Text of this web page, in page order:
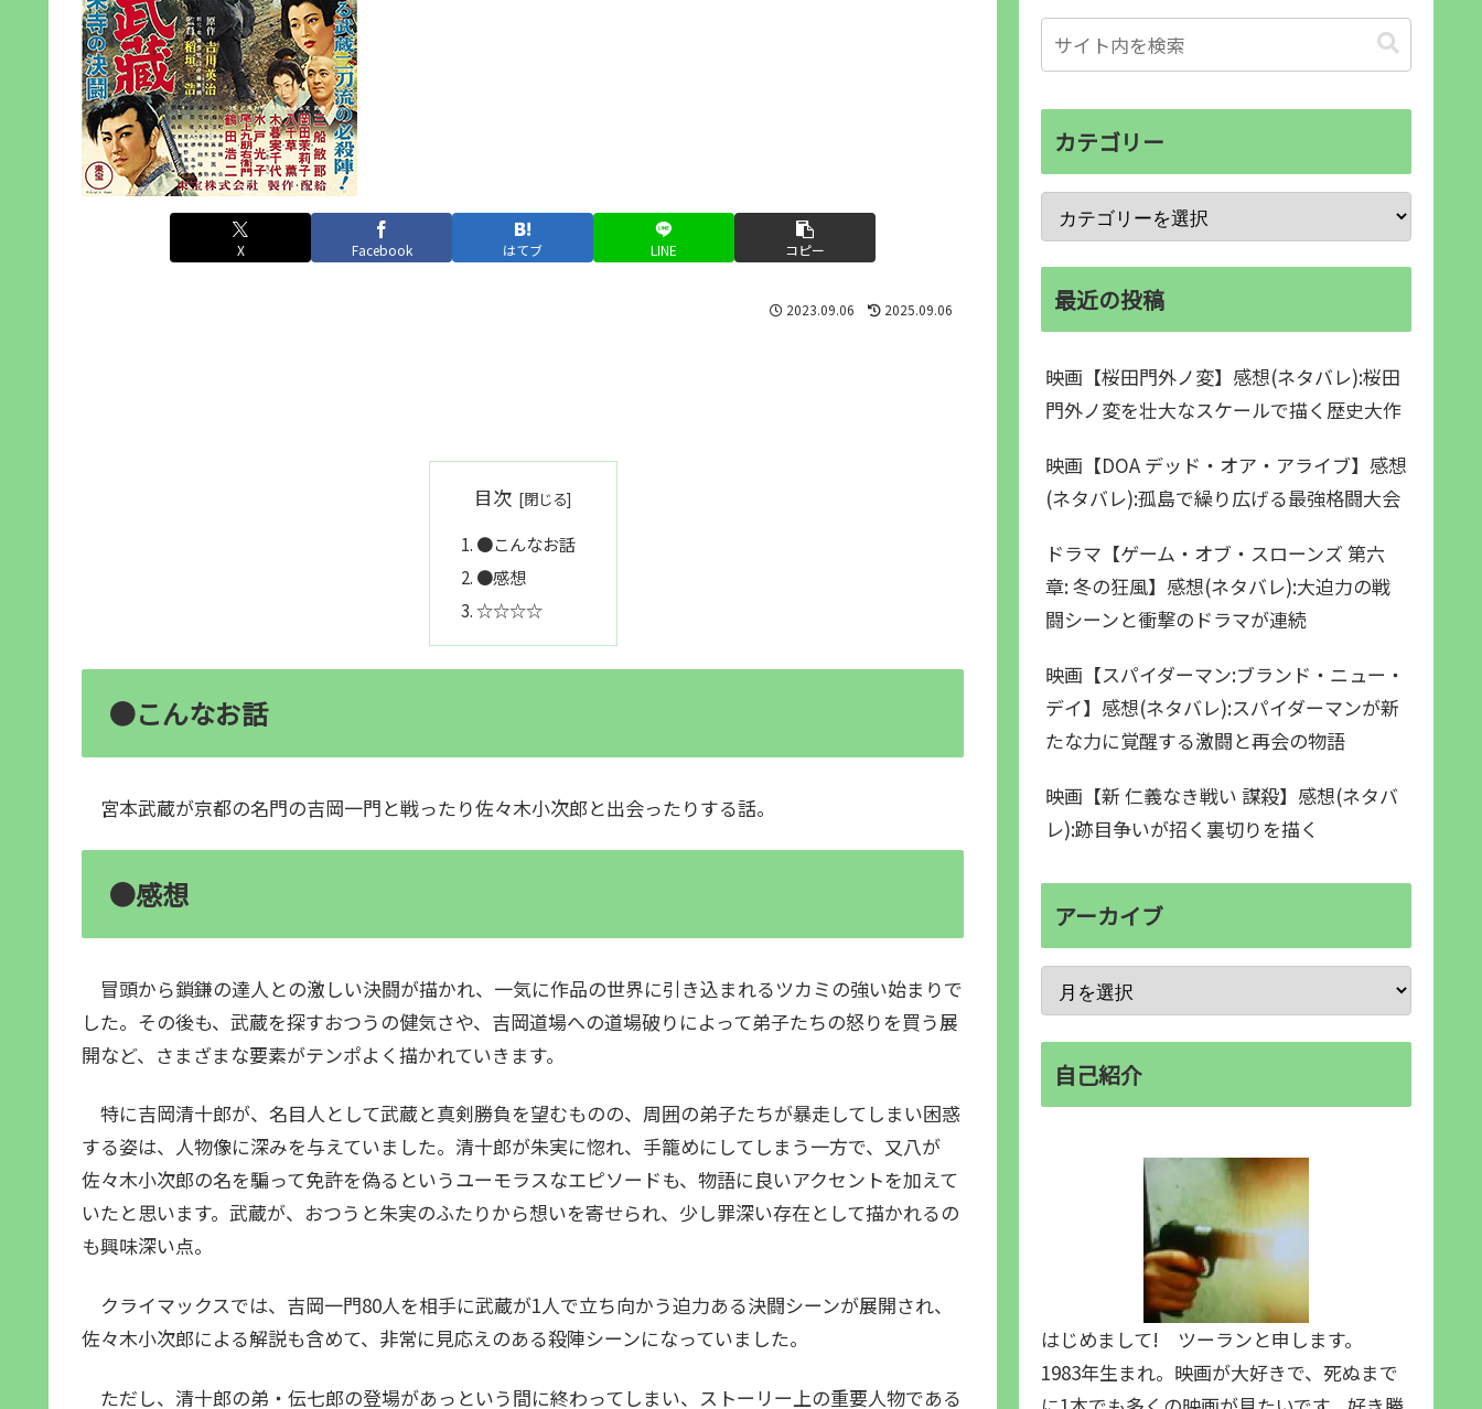
X Facebook はてブ LINE コピー
2023.09.06 2025.09.06
目次
●こんなお話
●感想
☆☆☆☆
●こんなお話
宮本武蔵が京都の名門の吉岡一門と戦ったり佐々木小次郎と出会ったりする話。
●感想
冒頭から鎖鎌の達人との激しい決闘が描かれ、一気に作品の世界に引き込まれるツカミの強い始まりで
した。その後も、武蔵を探すおつうの健気さや、吉岡道場への道場破りによって弟子たちの怒りを買う展
開など、さまざまな要素がテンポよく描かれていきます。
特に吉岡清十郎が、名目人として武蔵と真剣勝負を望むものの、周囲の弟子たちが暴走してしまい困惑
する姿は、人物像に深みを与えていました。清十郎が朱実に惚れ、手籠めにしてしまう一方で、又八が
佐々木小次郎の名を騙って免許を偽るというユーモラスなエピソードも、物語に良いアクセントを加えて
いたと思います。武蔵が、おつうと朱実のふたりから想いを寄せられ、少し罪深い存在として描かれるの
も興味深い点。
クライマックスでは、吉岡一門80人を相手に武蔵が1人で立ち向かう迫力ある決闘シーンが展開され、
佐々木小次郎による解説も含めて、非常に見応えのある殺陣シーンになっていました。
ただし、清十郎の弟・伝七郎の登場があっという間に終わってしまい、ストーリー上の重要人物である
カテゴリー
最近の投稿
映画【桜田門外ノ変】感想(ネタバレ):桜田
門外ノ変を壮大なスケールで描く歴史大作
映画【DOA デッド・オア・アライブ】感想
(ネタバレ):孤島で繰り広げる最強格闘大会
ドラマ【ゲーム・オブ・スローンズ 第六
章: 冬の狂風】感想(ネタバレ):大迫力の戦
闘シーンと衝撃のドラマが連続
映画【スパイダーマン:ブランド・ニュー・
デイ】感想(ネタバレ):スパイダーマンが新
たな力に覚醒する激闘と再会の物語
映画【新 仁義なき戦い 謀殺】感想(ネタバ
レ):跡目争いが招く裏切りを描く
アーカイブ
自己紹介
はじめまして! ツーランと申します。
1983年生まれ。映画が大好きで、死ぬまで